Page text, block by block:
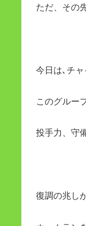
ただ、その
今日は､チャ
このグルー
投手力、守
復調の兆し